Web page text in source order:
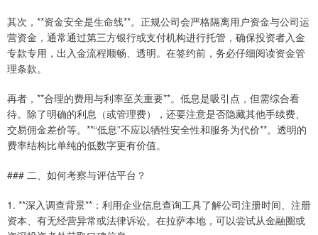
其次，**资金安全是生命线**。正规公司会严格隔离用户资金与公司运
营资金，通常通过第三方银行或支付机构进行托管，确保投资者入金
专款专用，出入金流程顺畅、透明。在签约前，务必仔细阅读资金管
理条款。
再者，**合理的费用与利率至关重要**。低息是吸引点，但需综合看
待。除了明确的利息（或管理费），还要注意是否隐藏其他手续费、
交易佣金差价等。**“低息”不应以牺牲安全性和服务为代价**。透明的
费率结构比单纯的低数字更有价值。
### 二、如何考察与评估平台？
1. **深入调查背景**：利用企业信息查询工具了解公司注册时间、注册
资本、有无经营异常或法律诉讼。在拉萨本地，可以尝试从金融圈或